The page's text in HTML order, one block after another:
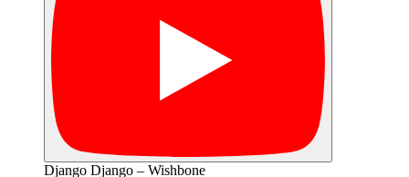
Django Django – Wishbone